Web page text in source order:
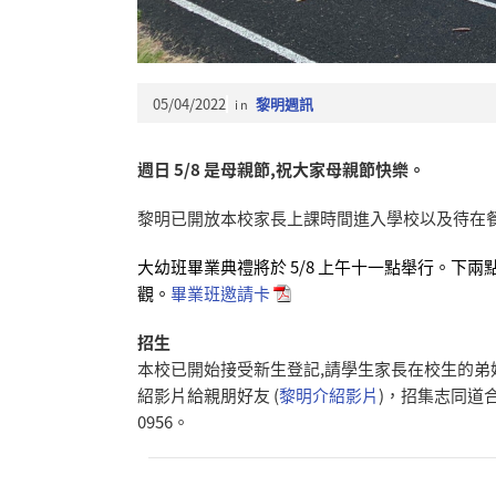
05/04/2022 in 黎明週訊
週日 5/8 是母親節,祝大家母親節快樂。
黎明已開放本校家長上課時間進入學校以及待在
大幼班畢業典禮將於 5/8 上午十一點舉行。 下兩
觀。 畢業班邀請卡
招生
本校已開始接受新生登記,請學生家長在校生的弟
紹影片給親朋好友 (黎明介紹影片)，招集志同道
0956。